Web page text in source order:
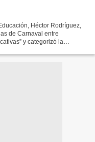
Héctor Rodríguez,
de Carnaval entre
y categorizó la